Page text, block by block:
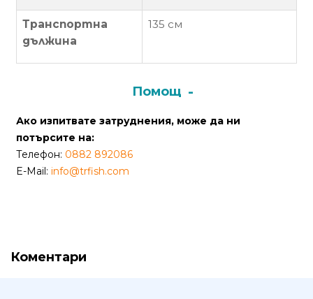
Дизайн
от
Weberest
Транспортна
дължина
135 см
Помощ
Ако изпитвате затруднения, може да ни
потърсите на:
Телефон: 0882 892086
E-Mail: info@trfish.com
Коментари